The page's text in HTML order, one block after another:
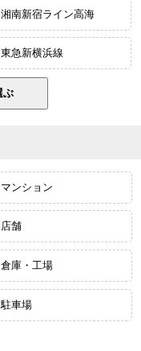
湘南新宿ライン高海
東急新横浜線
マンション
店舗
倉庫・工場
駐車場